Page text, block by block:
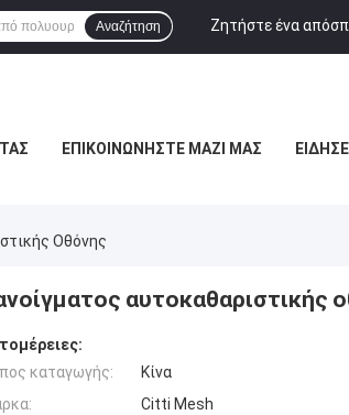
Ζητήστε ένα
Αναζήτηση
ΕΠΙΚΟΙΝΩΝΉΣΤΕ ΜΑΖΊ ΜΑΣ
Οθόνης
αυτοκαθαριστικής
καταγωγής:
Κίνα
Citti Mesh